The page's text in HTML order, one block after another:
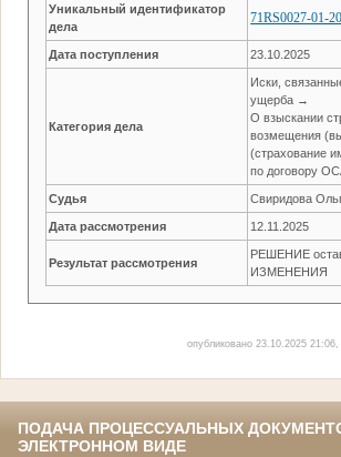
Уникальный идентификатор
дела
71RS0027-01-
Дата поступления 23.10.2025
Категория дела
Иски,
ущерба →
О взыскании
возмещения
(страхование
по договору
Судья Свиридова
Дата рассмотрения 12.11.2025
Результат рассмотрения
РЕШЕНИЕ
ИЗМЕНЕНИЯ
опубликовано 23.10.2025
ПОДАЧА ПРОЦЕССУАЛЬНЫХ
ЭЛЕКТРОННОМ ВИДЕ